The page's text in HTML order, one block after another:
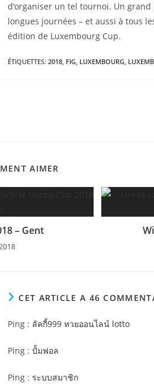
d’organiser un tel tournoi. Un
longues journées – et aussi à tous
édition de Luxembourg Cup.
ÉTIQUETTES: 2018, FIG, LUXEMBOURG,
AIMER
– Gent
CET ARTICLE A 46
Ping : ลัคกี้999 หวยออนไลน์ lotto
Ping : ปั้มฟอล
Ping : ระบบสมาชิก